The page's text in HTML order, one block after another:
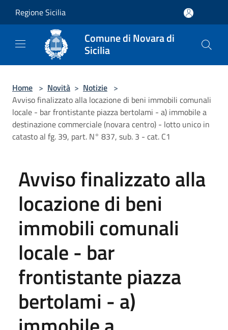
Regione Sicilia
Comune di Novara di
Sicilia
Home > Novità > Notizie >
Avviso finalizzato alla locazione di beni immobili comunali
locale - bar frontistante piazza bertolami - a) immobile a
destinazione commerciale (novara centro) - lotto unico in
catasto al fg. 39, part. N° 837, sub. 3 - cat. C1
Avviso finalizzato alla
locazione di beni
immobili comunali
locale - bar
frontistante piazza
bertolami - a)